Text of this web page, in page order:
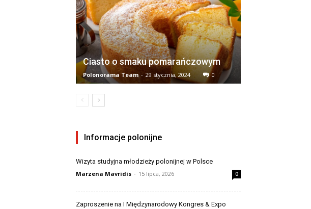
Ciasto o smaku pomarańczowym
Polonorama Team - 29 stycznia, 2024 0
Informacje polonijne
Wizyta studyjna młodzieży polonijnej w Polsce
Marzena Mavridis - 15 lipca, 2026 0
Zaproszenie na I Międzynarodowy Kongres & Expo